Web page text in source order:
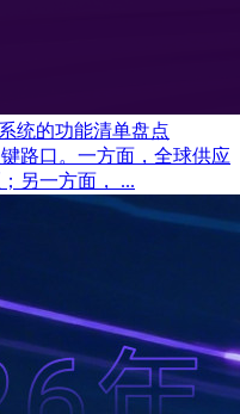
统的功能清单盘点
路口。一方面，全球供应
另一方面， ...